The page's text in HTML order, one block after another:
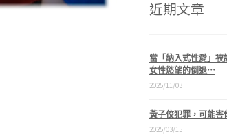
近期文章
當「納入式性愛」
女性慾望的倒退⋯
2025/11/03
黃子佼犯罪，可能
2025/03/15